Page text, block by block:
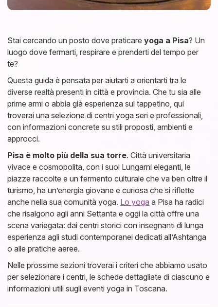
Stai cercando un posto dove praticare yoga a Pisa? Un
luogo dove fermarti, respirare e prenderti del tempo per
te?
Questa guida è pensata per aiutarti a orientarti tra le
diverse realtà presenti in città e provincia. Che tu sia alle
prime armi o abbia già esperienza sul tappetino, qui
troverai una selezione di centri yoga seri e professionali,
con informazioni concrete su stili proposti, ambienti e
approcci.
Pisa è molto più della sua torre. Città universitaria
vivace e cosmopolita, con i suoi Lungarni eleganti, le
piazze raccolte e un fermento culturale che va ben oltre il
turismo, ha un’energia giovane e curiosa che si riflette
anche nella sua comunità yoga. Lo yoga a Pisa ha radici
che risalgono agli anni Settanta e oggi la città offre una
scena variegata: dai centri storici con insegnanti di lunga
esperienza agli studi contemporanei dedicati all’Ashtanga
o alle pratiche aeree.
Nelle prossime sezioni troverai i criteri che abbiamo usato
per selezionare i centri, le schede dettagliate di ciascuno e
informazioni utili sugli eventi yoga in Toscana.